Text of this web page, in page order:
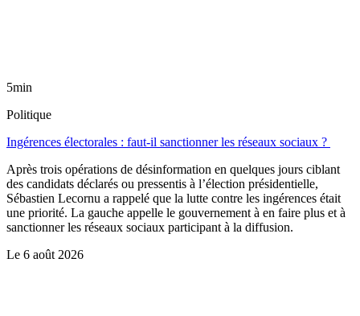
5min
Politique
Ingérences électorales : faut-il sanctionner les réseaux sociaux ?
Après trois opérations de désinformation en quelques jours ciblant
des candidats déclarés ou pressentis à l’élection présidentielle,
Sébastien Lecornu a rappelé que la lutte contre les ingérences était
une priorité. La gauche appelle le gouvernement à en faire plus et à
sanctionner les réseaux sociaux participant à la diffusion.
Le 6 août 2026